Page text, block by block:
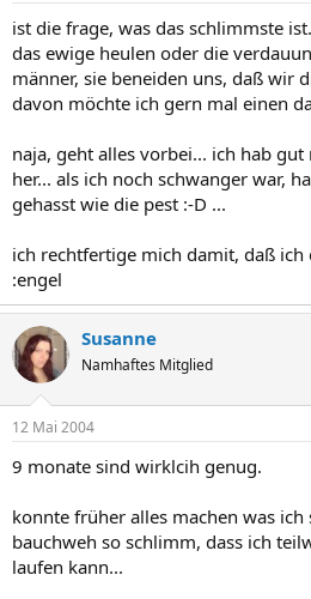
ist die frage, was das schlimmste
das ewige heulen oder die
männer, sie beneiden uns, daß wir
davon möchte ich gern mal einen
naja, geht alles vorbei... ich hab
her... als ich noch schwanger war,
gehasst wie die pest :-D ...
ich rechtfertige mich damit, daß ich
:engel
Susanne
Namhaftes Mitglied
12 Mai 2004
9 monate sind wirklcih genug.
konnte früher alles machen was
bauchweh so schlimm, dass ich
laufen kann...